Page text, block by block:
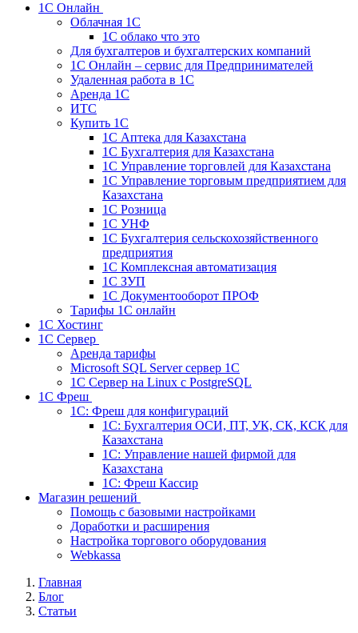
1С Онлайн
Облачная 1С
1C облако что это
Для бухгалтеров и бухгалтерских компаний
1C Онлайн – сервис для Предпринимателей
Удаленная работа в 1С
Аренда 1С
ИТС
Купить 1С
1С Аптека для Казахстана
1С Бухгалтерия для Казахстана
1С Управление торговлей для Казахстана
1С Управление торговым предприятием для
Казахстана
1С Розница
1С УНФ
1С Бухгалтерия сельскохозяйственного
предприятия
1С Комплексная автоматизация
1С ЗУП
1С Документооборот ПРОФ
Тарифы 1С онлайн
1С Хостинг
1С Сервер
Аренда тарифы
Microsoft SQL Server сервер 1С
1С Сервер на Linux c PostgreSQL
1С Фреш
1С: Фреш для конфигураций
1С: Бухгалтерия ОСИ, ПТ, УК, СК, КСК для
Казахстана
1С: Управление нашей фирмой для
Казахстана
1С: Фреш Кассир
Магазин решений
Помощь с базовыми настройками
Доработки и расширения
Настройка торгового оборудования
Webkassa
Главная
Блог
Статьи